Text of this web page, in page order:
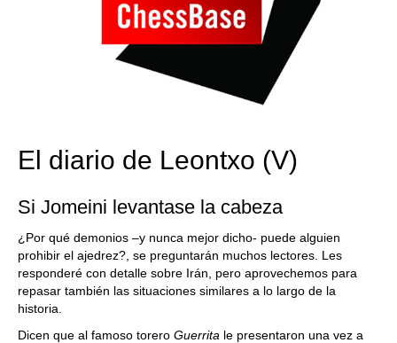
El diario de Leontxo (V)
Si Jomeini levantase la cabeza
¿Por qué demonios –y nunca mejor dicho- puede alguien
prohibir el ajedrez?, se preguntarán muchos lectores. Les
responderé con detalle sobre Irán, pero aprovechemos para
repasar también las situaciones similares a lo largo de la
historia.
Dicen que al famoso torero Guerrita le presentaron una vez a